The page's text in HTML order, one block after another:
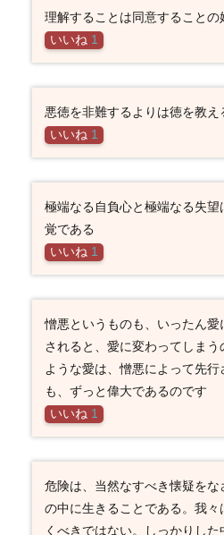
理解することは同意することの
いいね 1
悪徳を非難するよりは徳を教え
いいね 1
極端なる自負心と極端なる失望
覚である
いいね 1
憎悪というものも、いったん
されると、愛に変わってしま
ような愛は、憎悪によって先行
も、ずっと偉大であるのです
いいね 1
危険は、当然なすべき懐疑を
の中に生きることである。我
くべきではない。しっかりした